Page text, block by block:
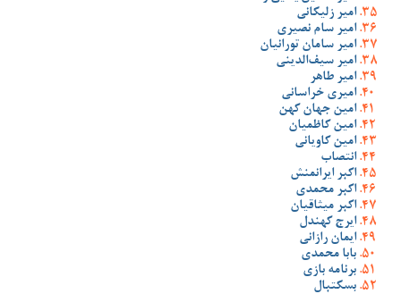
امیر زلیکانی
امیر سام نصیری
امیر سامان تورانیان
امیر سیف‌الدینی
امیر طاهر
امیری خراسانی
امین جهان کهن
امین کاظمیان
امین کاویانی
انتصاب
اکبر ایرانمنش
اکبر محمدی
اکبر میثاقیان
ایرج کهندل
ایمان رازانی
بابا محمدی
برنامه بازی
بسکتبال